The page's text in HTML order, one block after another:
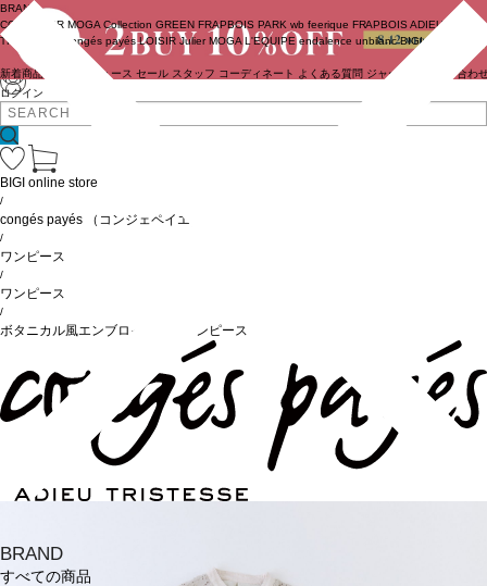
ログイン
BRAND
COUTURIER MOGA Collection GREEN FRAPBOIS PARK wb feerique FRAPBOIS ADIEU
TRISTESSE
congés payés LOISIR Julier MOGA L'EQUIPE endalence unbilanc BIGI online store
新着商品 ニュース セール スタッフ コーディネート よくある質問 ジャーナル お問い合わ
BRAND
すべての商品
BIGI online store
/
congés payés （コンジェペイエ）
/
ワンピース
/
ワンピース
/
ボタニカル風エンブロイダリーワンピース